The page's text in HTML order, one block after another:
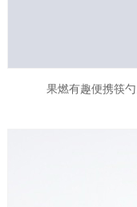
果燃有趣便携筷勺